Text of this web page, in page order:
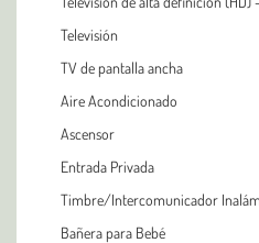
Televisión
TV de pantalla ancha
Aire Acondicionado
Ascensor
Entrada Privada
Timbre/Intercomunicador
Bañera para Bebé